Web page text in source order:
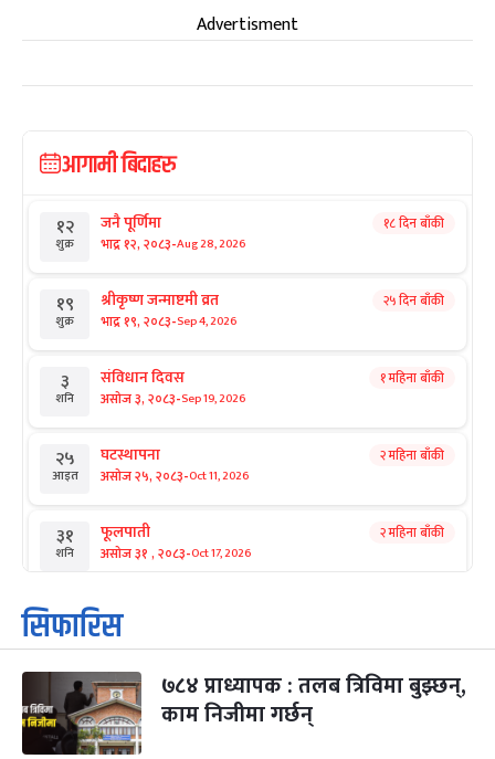
Advertisment
आगामी बिदाहरु
१२
शुक्र
जनै पूर्णिमा
भाद्र १२, २०८३-Aug 28, 2026
१८ दिन बाँकी
१९
शुक्र
श्रीकृष्ण जन्माष्टमी व्रत
भाद्र १९, २०८३-Sep 4, 2026
२५ दिन बाँकी
३
शनि
संविधान दिवस
असोज ३, २०८३-Sep 19, 2026
१ महिना बाँकी
२५
आइत
घटस्थापना
असोज २५, २०८३-Oct 11, 2026
२ महिना बाँकी
३१
शनि
फूलपाती
असोज ३१ , २०८३-Oct 17, 2026
२ महिना बाँकी
१
आइत
कार्तिक सङ्क्रान्ति
कार्तिक १, २०८३
३
मंगल
महानवमी
कार्तिक ३, २०८३-Oct 20, 2026
२ महिना बाँकी
सिफारिस
७८४ प्राध्यापक : तलब त्रिविमा बुझ्छन्,
काम निजीमा गर्छन्